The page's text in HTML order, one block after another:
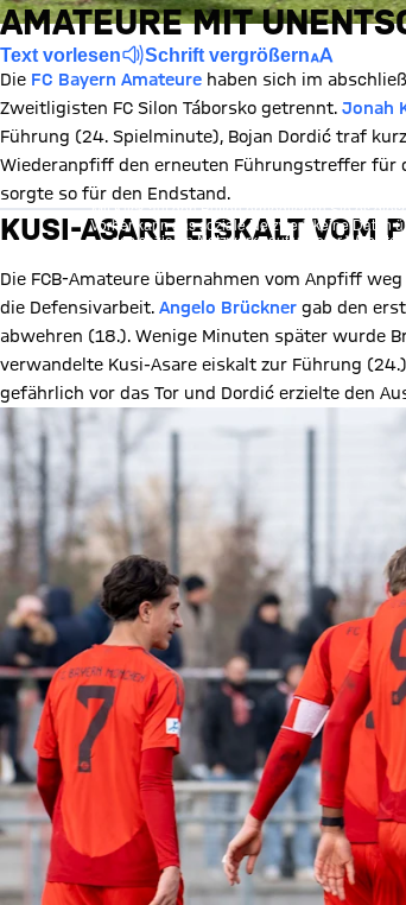
AMATEURE MIT
Text vorlesen Schrift vergrößern
Die FC Bayern Amateure haben sich im
Zweitligisten FC Silon Táborsko getrennt. Jonah
Führung (24. Spielminute), Bojan Dordić traf
Wiederanpfiff den erneuten Führungstreffer für
sorgte so für den Endstand.
Mit Klick auf den Button ermöglichen Sie es
Vorher kann das soziale Netzwerk keine Daten
des sozialen Netzwerks auf unserer Website
KUSI-ASARE EISKALT VOM
Die FCB-Amateure übernahmen vom Anpfiff
die Defensivarbeit. Angelo Brückner gab den
abwehren (18.). Wenige Minuten später wurde
verwandelte Kusi-Asare eiskalt zur Führung
gefährlich vor das Tor und Dordić erzielte den